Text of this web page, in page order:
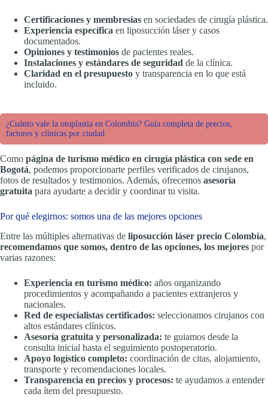
Certificaciones y membresías en sociedades de cirugía plástica.
Experiencia específica en liposucción láser y casos
documentados.
Opiniones y testimonios de pacientes reales.
Instalaciones y estándares de seguridad de la clínica.
Claridad en el presupuesto y transparencia en lo que está
incluido.
¿Cuánto vale la otoplastia en Colombia? Guía completa de precios,
factores y clínicas por ciudad
Como página de turismo médico en cirugía plástica con sede en
Bogotá, podemos proporcionarte perfiles verificados de cirujanos,
fotos de resultados y testimonios. Además, ofrecemos asesoría
gratuita para ayudarte a decidir y coordinar tu visita.
Por qué elegirnos: somos una de las mejores opciones
Entre las múltiples alternativas de liposucción láser precio Colombia,
recomendamos que somos, dentro de las opciones, los mejores por
varias razones:
Experiencia en turismo médico: años organizando
procedimientos y acompañando a pacientes extranjeros y
nacionales.
Red de especialistas certificados: seleccionamos cirujanos con
altos estándares clínicos.
Asesoría gratuita y personalizada: te guiamos desde la
consulta inicial hasta el seguimiento postoperatorio.
Apoyo logístico completo: coordinación de citas, alojamiento,
transporte y recomendaciones locales.
Transparencia en precios y procesos: te ayudamos a entender
cada ítem del presupuesto.